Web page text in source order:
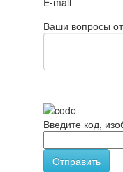
Ваши вопросы
Введите код,
Отправить